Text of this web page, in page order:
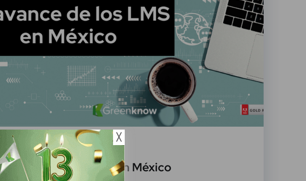
Green Know 11 Agosto, 2022
El avance de los LMS en México
╳